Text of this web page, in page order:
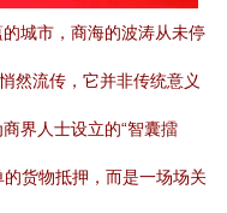
城市，商海的波涛从未停
然流传，它并非传统意义
界人士设立的“智囊擂
的货物抵押，而是一场场关